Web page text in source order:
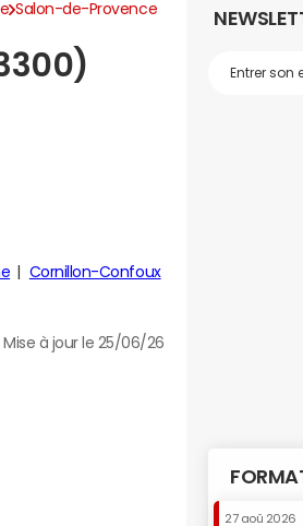
Salon-de-Provence
Cornillon-Confoux
Mise à jour le 25/06/26
27 aoû 2026